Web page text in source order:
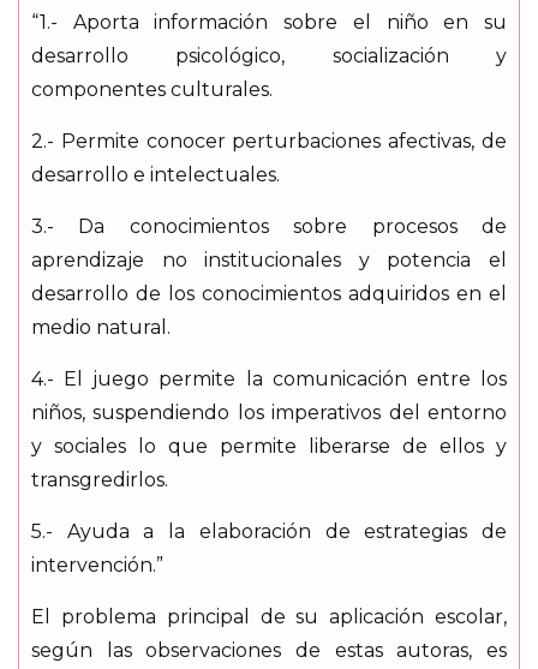
“1.- Aporta información sobre el niño en su
desarrollo psicológico, socialización y
componentes culturales.
2.- Permite conocer perturbaciones afectivas, de
desarrollo e intelectuales.
3.- Da conocimientos sobre procesos de
aprendizaje no institucionales y potencia el
desarrollo de los conocimientos adquiridos en el
medio natural.
4.- El juego permite la comunicación entre los
niños, suspendiendo los imperativos del entorno
y sociales lo que permite liberarse de ellos y
transgredirlos.
5.- Ayuda a la elaboración de estrategias de
intervención.”
El problema principal de su aplicación escolar,
según las observaciones de estas autoras, es